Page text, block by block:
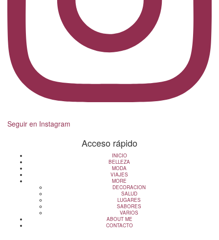
Seguir en Instagram
Acceso rápido
INICIO
BELLEZA
MODA
VIAJES
MORE
DECORACION
SALUD
LUGARES
SABORES
VARIOS
ABOUT ME
CONTACTO